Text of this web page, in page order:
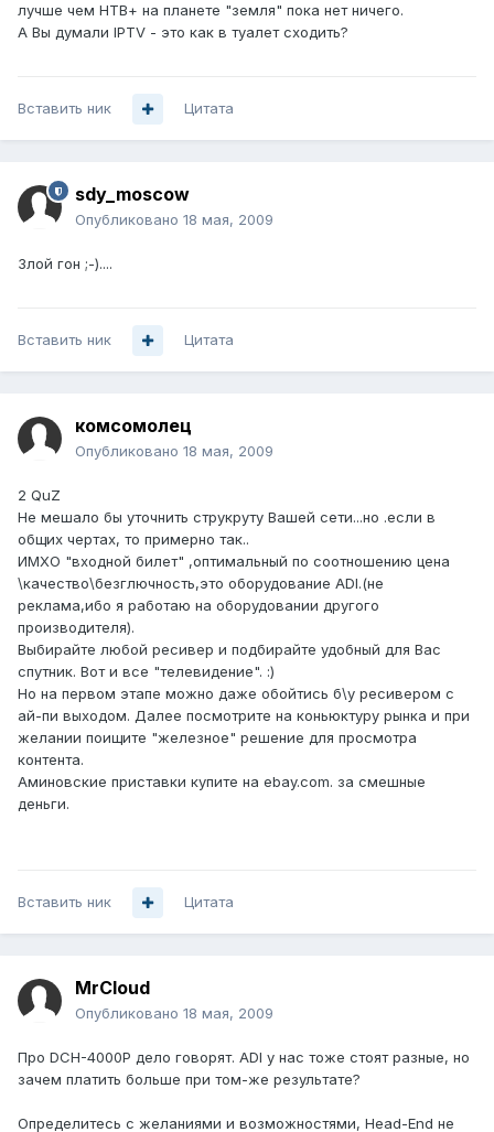
лучше чем НТВ+ на планете "земля" пока нет ничего.
А Вы думали IPTV - это как в туалет сходить?
Вставить ник Цитата
sdy_moscow
Опубликовано 18 мая, 2009
Злой гон ;-)....
Вставить ник Цитата
комсомолец
Опубликовано 18 мая, 2009
2 QuZ
Не мешало бы уточнить струкруту Вашей сети...но .если в
общих чертах, то примерно так..
ИМХО "входной билет" ,оптимальный по соотношению цена
\качество\безглючность,это оборудование ADI.(не
реклама,ибо я работаю на оборудовании другого
производителя).
Выбирайте любой ресивер и подбирайте удобный для Вас
спутник. Вот и все "телевидение". :)
Но на первом этапе можно даже обойтись б\у ресивером с
ай-пи выходом. Далее посмотрите на коньюктуру рынка и при
желании поищите "железное" решение для просмотра
контента.
Аминовские приставки купите на ebay.com. за смешные
деньги.
Вставить ник Цитата
MrCloud
Опубликовано 18 мая, 2009
Про DCH-4000P дело говорят. ADI у нас тоже стоят разные, но
зачем платить больше при том-же результате?
Определитесь с желаниями и возможностями, Head-End не